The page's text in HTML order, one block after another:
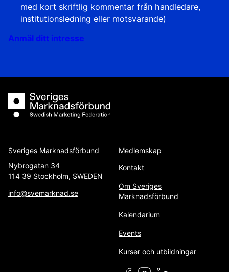
med kort skriftlig kommentar från handledare,
institutionsledning eller motsvarande)
Anmäl ditt intresse
Sveriges Marknadsförbund
Sveriges Marknadsförbund
Nybrogatan 34
114 39 Stockholm, SWEDEN
info@svemarknad.se
Medlemskap
Kontakt
Om Sveriges
Marknadsförbund
Kalendarium
Events
Kurser och utbildningar